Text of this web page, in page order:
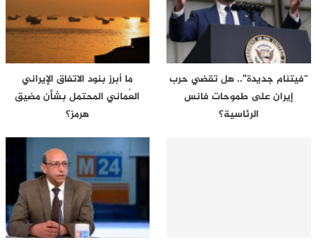
“فيتنام جديدة”.. هل تقضي حرب
إيران على طموحات فانس
الرئاسية؟
ما أبرز بنود الاتفاق الإيراني
العُماني المحتمل بشأن مضيق
هرمز؟